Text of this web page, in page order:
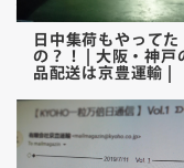
日中集荷もやってた
の？！ | 大阪・神戸
品配送は京豊運輸 |